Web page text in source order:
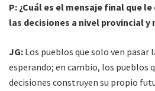
P: ¿Cuál es el mensaje final que
las decisiones a nivel provincial y
JG: Los pueblos que solo ven pasar
esperando; en cambio, los pueblos
decisiones construyen su propio